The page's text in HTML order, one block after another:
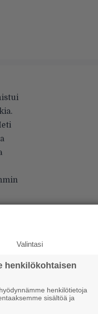
Valintasi
henkilökohtaisen
hyödynnämme henkilötietoja
sisältöä ja